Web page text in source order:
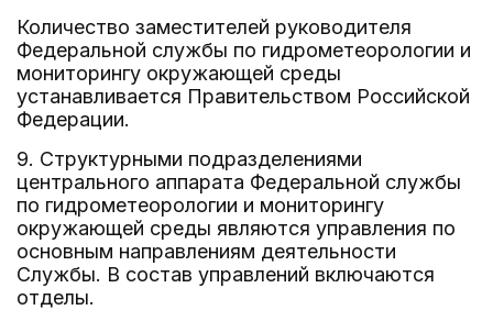
Количество заместителей руководителя
Федеральной службы по гидрометеорологии и
мониторингу окружающей среды
устанавливается Правительством Российской
Федерации.
9. Структурными подразделениями
центрального аппарата Федеральной службы
по гидрометеорологии и мониторингу
окружающей среды являются управления по
основным направлениям деятельности
Службы. В состав управлений включаются
отделы.